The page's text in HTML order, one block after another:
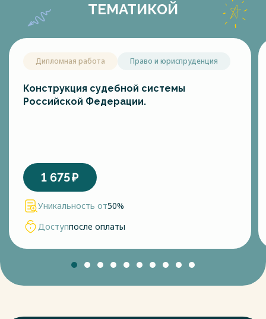
ТЕМАТИКОЙ
Дипломная работа Право и юриспруденция
Конструкция судебной системы
Российской Федерации.
1 675₽
Уникальность от50%
Доступпосле оплаты